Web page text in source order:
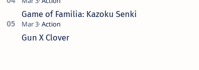
Game of Familia: Kazoku Senki
Gun X Clover